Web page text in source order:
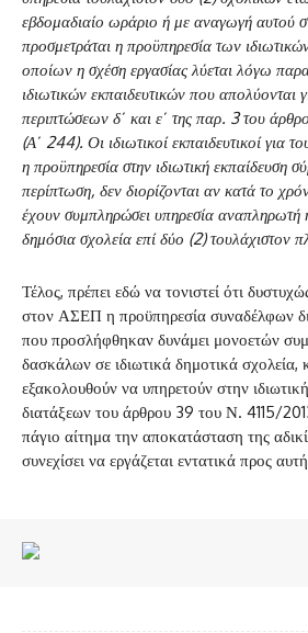
εβδομαδιαίο ωράριο ή με αναγωγή αυτού
προσμετράται η προϋπηρεσία των
οποίων η σχέση εργασίας λύεται λόγω
ιδιωτικών εκπαιδευτικών που απολύονται
περιπτώσεων δ΄ και ε΄ της παρ. 3 του
(Α΄ 244). Οι ιδιωτικοί εκπαιδευτικοί για
η προϋπηρεσία στην ιδιωτική εκπαίδευση
περίπτωση, δεν διορίζονται αν κατά το
έχουν συμπληρώσει υπηρεσία αναπληρωτή
δημόσια σχολεία επί δύο (2) τουλάχιστον
Τέλος, πρέπει εδώ να τονιστεί ότι
στον ΑΣΕΠ η προϋπηρεσία συναδέλφων
που προσλήφθηκαν δυνάμει μονοετών
δασκάλων σε ιδιωτικά δημοτικά σχολεία,
εξακολουθούν να υπηρετούν στην
διατάξεων του άρθρου 39 του Ν. 4115/
πάγιο αίτημα την αποκατάσταση της
συνεχίσει να εργάζεται εντατικά προς